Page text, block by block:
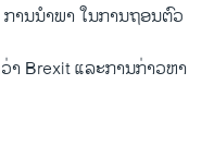
ານ​ນຳ​ພາ​ ໃນການ​ຖອນ​ຕົວ
Brexit ແລະ​ການກ່າວ​ຫາ